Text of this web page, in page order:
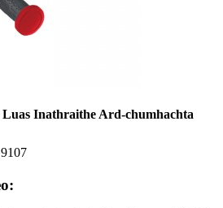
Inathraithe Ard-chumhachta